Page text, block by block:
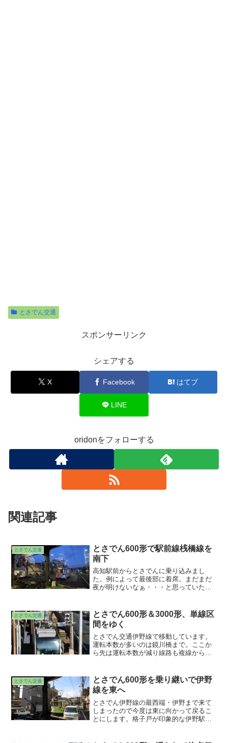
とさでん交通
スポンサーリンク
シェアする
X Facebook はてブ
LINE
oridonをフォローする
関連記事
とさでん交通
とさでん600形で駅前線桟橋線を
南下
高知駅前からとさでんに乗り込みまし
た。例によって最後部に着席。まだまだ
夜が明けないなぁ・・・と思っていたら
車庫前に着く頃にはすっかり明るくなっ
てしまいました。
とさでん交通
とさでん600形＆3000形、単線区
間をゆく
とさでん交通伊野線で移動しています。
運転本数が多いのは鏡川橋まで。ここか
ら先は運転本数が減り線路も複線から単
が増してきます。鏡川橋を渡り切ったと
ころに大きな歩道橋がかかっていたので
その上から何枚か。
とさでん交通
とさでん600形を乗り継いで伊野
線を東へ
とさでん伊野線の最西端・伊野まで来て
しまったので今度は東に向かって戻るこ
とにします。格子戸が印象的な伊野駅か